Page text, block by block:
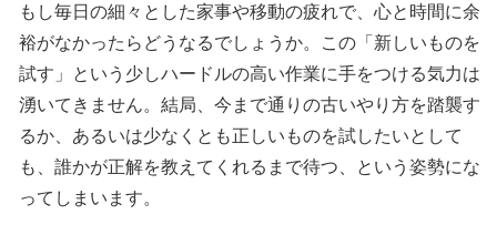
もし毎日の細々とした家事や移動の疲れで、心と時間に余
裕がなかったらどうなるでしょうか。この「新しいものを
試す」という少しハードルの高い作業に手をつける気力は
湧いてきません。結局、今まで通りの古いやり方を踏襲す
るか、あるいは少なくとも正しいものを試したいとして
も、誰かが正解を教えてくれるまで待つ、という姿勢にな
ってしまいます。